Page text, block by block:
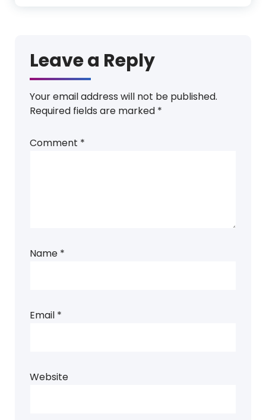
Leave a Reply
Your email address will not be published.
Required fields are marked *
Comment *
Name *
Email *
Website